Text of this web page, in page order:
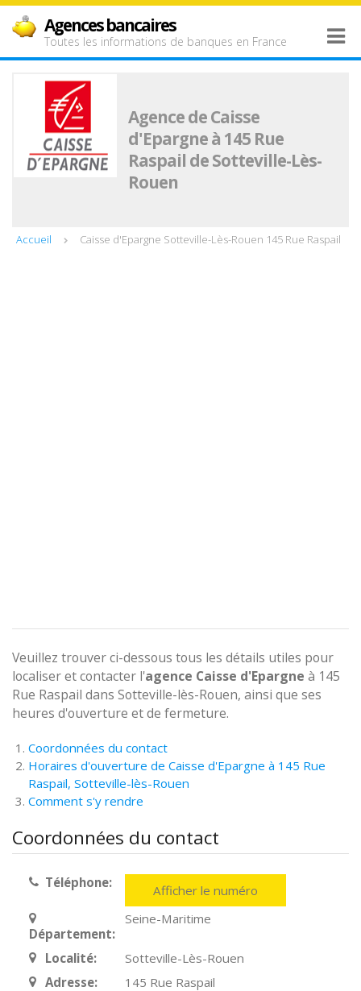
Agences bancaires
Toutes les informations de banques en France
Agence de Caisse
d'Epargne à 145 Rue
Raspail de Sotteville-Lès-
Rouen
Accueil Caisse d'Epargne Sotteville-Lès-Rouen 145 Rue Raspail
Veuillez trouver ci-dessous tous les détails utiles pour
localiser et contacter l'agence Caisse d'Epargne à 145
Rue Raspail dans Sotteville-lès-Rouen, ainsi que ses
heures d'ouverture et de fermeture.
Coordonnées du contact
Horaires d'ouverture de Caisse d'Epargne à 145 Rue
Raspail, Sotteville-lès-Rouen
Comment s'y rendre
Coordonnées du contact
Téléphone: Afficher le numéro
Département:
Seine-Maritime
Localité:
Sotteville-Lès-Rouen
Adresse:
145 Rue Raspail